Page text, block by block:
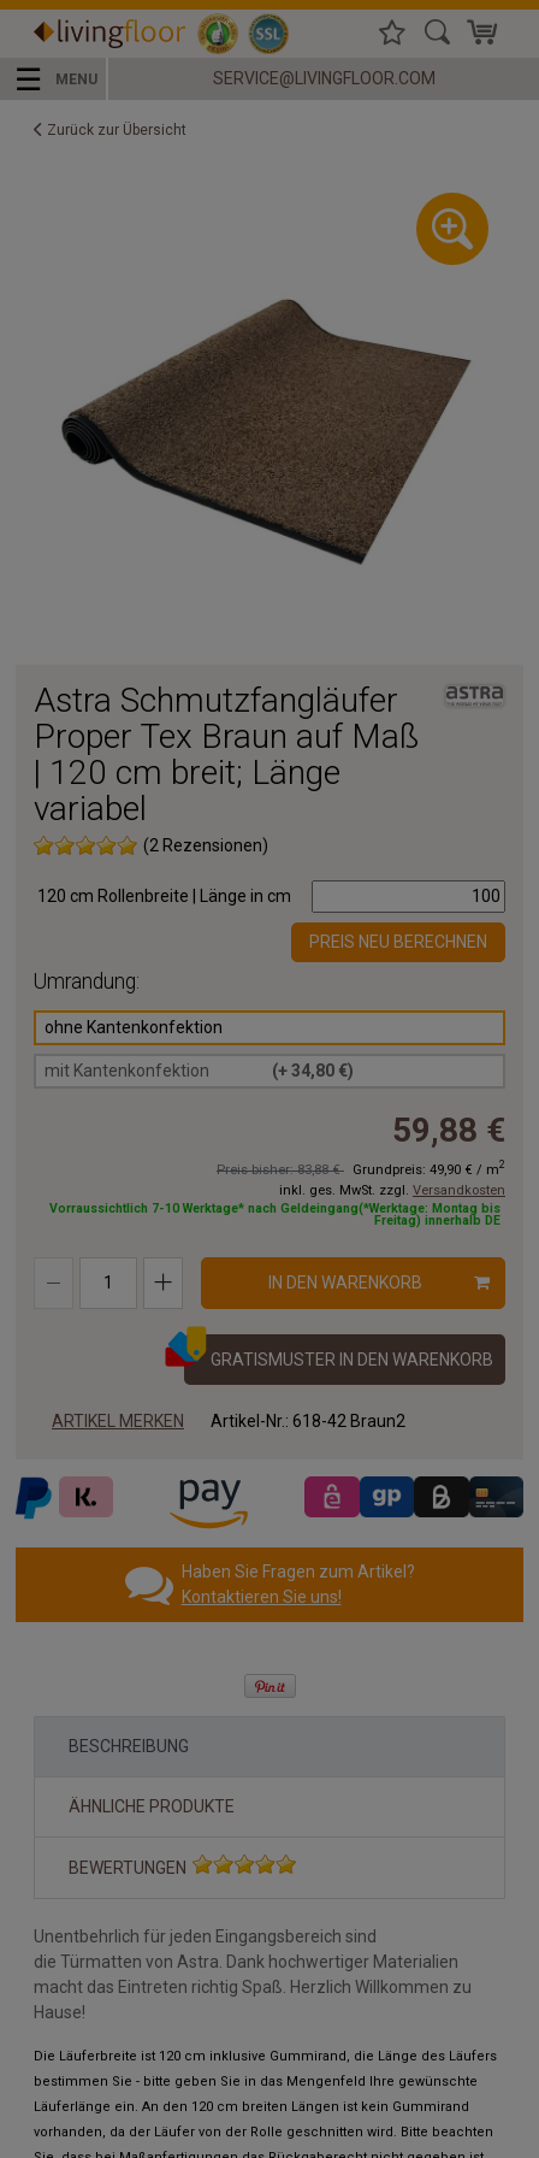
☰ MENU SERVICE@LIVINGFLOOR.COM
Zurück zur Übersicht
Astra Schmutzfangläufer
Proper Tex Braun auf Maß
| 120 cm breit; Länge
variabel
(2 Rezensionen)
120 cm Rollenbreite | Länge in cm
PREIS NEU BERECHNEN
Umrandung:
ohne Kantenkonfektion
mit Kantenkonfektion (+ 34,80 €)
59,88 €
Preis bisher: 83,88 € Grundpreis: 49,90 € / m2
inkl. ges. MwSt. zzgl. Versandkosten
Vorraussichtlich 7-10 Werktage* nach Geldeingang(*Werktage: Montag bis
Freitag) innerhalb DE
IN DEN WARENKORB
GRATISMUSTER IN DEN WARENKORB
ARTIKEL MERKEN Artikel-Nr.: 618-42 Braun2
Haben Sie Fragen zum Artikel?
Kontaktieren Sie uns!
BESCHREIBUNG
ÄHNLICHE PRODUKTE
BEWERTUNGEN
Unentbehrlich für jeden Eingangsbereich sind
die Türmatten von Astra. Dank hochwertiger Materialien
macht das Eintreten richtig Spaß. Herzlich Willkommen zu
Hause!
Die Läuferbreite ist 120 cm inklusive Gummirand, die Länge des Läufers
bestimmen Sie - bitte geben Sie in das Mengenfeld Ihre gewünschte
Läuferlänge ein. An den 120 cm breiten Längen ist kein Gummirand
vorhanden, da der Läufer von der Rolle geschnitten wird. Bitte beachten